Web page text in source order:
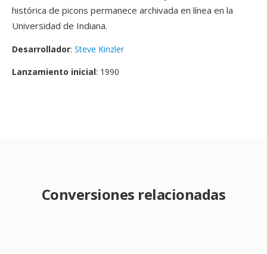
histórica de picons permanece archivada en línea en la
Universidad de Indiana.
Desarrollador: Steve Kinzler
Lanzamiento inicial: 1990
Conversiones relacionadas